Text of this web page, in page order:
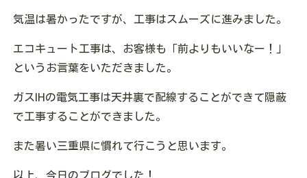
気温は暑かったですが、工事はスムーズに進みました。
エコキュート工事は、お客様も「前よりもいいなー！」
というお言葉をいただきました。
ガスIHの電気工事は天井裏で配線することができて隠蔽
で工事することができました。
また暑い三重県に慣れて行こうと思います。
以上、今日のブログでした！